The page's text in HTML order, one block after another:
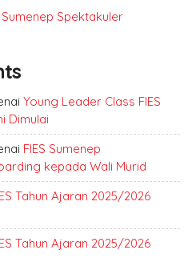
Spektakuler
Young Leader Class FIES
Dimulai
FIES Sumenep
kepada Wali Murid
Tahun Ajaran 2025/2026
Tahun Ajaran 2025/2026